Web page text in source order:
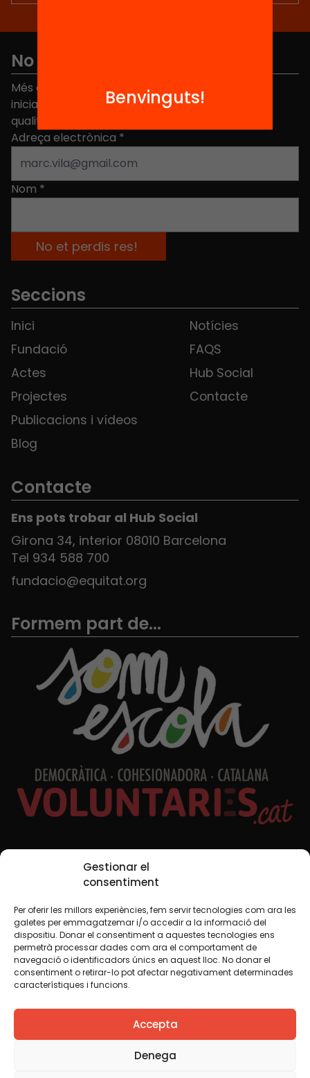
Gestionar el
consentiment
Per oferir les millors experiències, fem servir tecnologies com ara les
galetes per emmagatzemar i/o accedir a la informació del
dispositiu. Donar el consentiment a aquestes tecnologies ens
permetrà processar dades com ara el comportament de
navegació o identificadors únics en aquest lloc. No donar el
consentiment o retirar-lo pot afectar negativament determinades
característiques i funcions.
Accepta
Denega
No et perdis res
Més de 40.000 persones ja han triat Equitat. Rep
iniciatives, propostes i projectes per millorar la
qualitat de l'educació a Catalunya.
Adreça electrònica *
Nom *
Seccions
Inici
Fundació
Actes
Projectes
Publicacions i vídeos
Blog
Notícies
FAQS
Hub Social
Contacte
Contacte
Ens pots trobar al Hub Social
Girona 34, interior 08010 Barcelona
Tel 934 588 700
fundacio@equitat.org
Formem part de...
Xarxes Socials
TWT YTB IG FB IN
Avís legalPolítica de cookies
Creiem que el coneixement s’ha de compartir. Per això
fem servir una llicència Creative Commons, llevat que en
algun material indiquem el contrari. Us animem a copiar,
redistribuir, remesclar o transformar i crear els continguts
Benvinguts!